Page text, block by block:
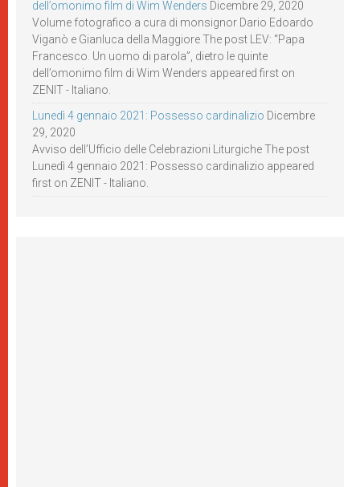
dell’omonimo film di Wim Wenders Dicembre 29, 2020
Volume fotografico a cura di monsignor Dario Edoardo
Viganò e Gianluca della Maggiore The post LEV: “Papa
Francesco. Un uomo di parola”, dietro le quinte
dell’omonimo film di Wim Wenders appeared first on
ZENIT - Italiano.
Lunedì 4 gennaio 2021: Possesso cardinalizio Dicembre
29, 2020
Avviso dell’Ufficio delle Celebrazioni Liturgiche The post
Lunedì 4 gennaio 2021: Possesso cardinalizio appeared
first on ZENIT - Italiano.